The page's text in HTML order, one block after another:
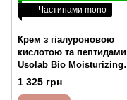
Частинами mono
Крем з гіалуроновою
кислотою та пептидами
Usolab Bio Moisturizing
hyaluron Cream, 50ml
1 325 грн